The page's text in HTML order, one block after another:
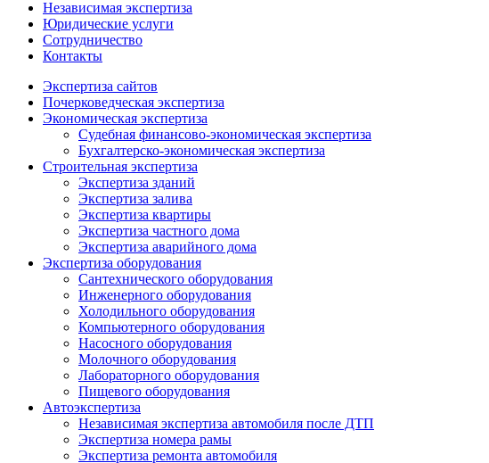
Независимая экспертиза
Юридические услуги
Сотрудничество
Контакты
Экспертиза сайтов
Почерковедческая экспертиза
Экономическая экспертиза
Судебная финансово-экономическая экспертиза
Бухгалтерско-экономическая экспертиза
Строительная экспертиза
Экспертиза зданий
Экспертиза залива
Экспертиза квартиры
Экспертиза частного дома
Экспертиза аварийного дома
Экспертиза оборудования
Сантехнического оборудования
Инженерного оборудования
Холодильного оборудования
Компьютерного оборудования
Насосного оборудования
Молочного оборудования
Лабораторного оборудования
Пищевого оборудования
Автоэкспертиза
Независимая экспертиза автомобиля после ДТП
Экспертиза номера рамы
Экспертиза ремонта автомобиля